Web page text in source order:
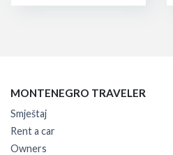
MONTENEGRO TRAVELER
Smještaj
Rent a car
Owners